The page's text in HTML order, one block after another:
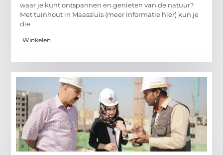
waar je kunt ontspannen en genieten van de natuur?
Met tuinhout in Maassluis (meer informatie hier) kun je
die
Winkelen